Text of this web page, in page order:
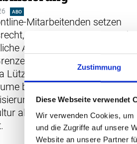
Zustimmung
Diese Webseite verwendet
Wir verwenden Cookies,
und die Zugriffe auf unsere
Website an unsere Partner
ABO
Mitarbeitenden setzen
Gesundheitsschutz und
Anforderungen der
Arbeitsrechtsexpertin
Lützelschwab zeigt auf, wo
bestehen – und warum
oft mehr mit
als mit Arbeitszeitmodellen